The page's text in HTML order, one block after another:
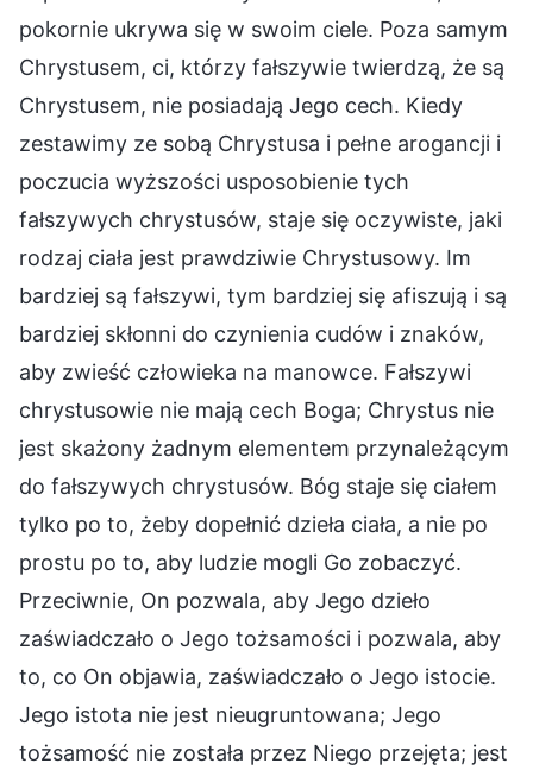
pokornie ukrywa się w swoim ciele. Poza samym
Chrystusem, ci, którzy fałszywie twierdzą, że są
Chrystusem, nie posiadają Jego cech. Kiedy
zestawimy ze sobą Chrystusa i pełne arogancji i
poczucia wyższości usposobienie tych
fałszywych chrystusów, staje się oczywiste, jaki
rodzaj ciała jest prawdziwie Chrystusowy. Im
bardziej są fałszywi, tym bardziej się afiszują i są
bardziej skłonni do czynienia cudów i znaków,
aby zwieść człowieka na manowce. Fałszywi
chrystusowie nie mają cech Boga; Chrystus nie
jest skażony żadnym elementem przynależącym
do fałszywych chrystusów. Bóg staje się ciałem
tylko po to, żeby dopełnić dzieła ciała, a nie po
prostu po to, aby ludzie mogli Go zobaczyć.
Przeciwnie, On pozwala, aby Jego dzieło
zaświadczało o Jego tożsamości i pozwala, aby
to, co On objawia, zaświadczało o Jego istocie.
Jego istota nie jest nieugruntowana; Jego
tożsamość nie została przez Niego przejęta; jest